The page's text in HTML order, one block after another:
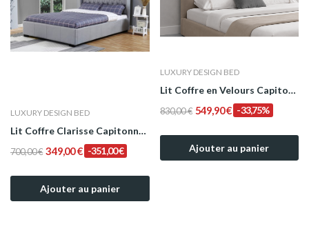
LUXURY DESIGN BED
Lit Coffre Clarisse Capitonnée en Tissu Lin Gris
700,00 € 349,00 € -351,00 €
Ajouter au panier
LUXURY DESIGN BED
Lit Coffre en Velours Capitonné avec Tête de...
830,00 € 549,90 € -33,75%
Ajouter au panier